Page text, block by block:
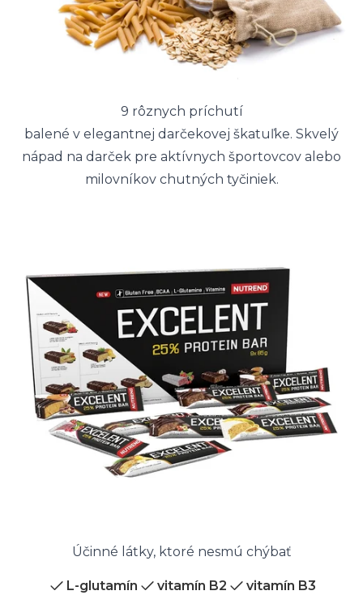
9 rôznych príchutí
balené v elegantnej darčekovej škatuľke. Skvelý
nápad na darček pre aktívnych športovcov alebo
milovníkov chutných tyčiniek.
Účinné látky, ktoré nesmú chýbať
L-glutamín vitamín B2 vitamín B3